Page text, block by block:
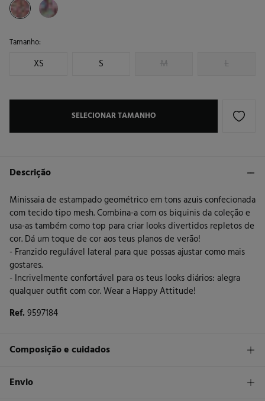
Tamanho:
XS S M L
SELECIONAR TAMANHO
Descrição
Minissaia de estampado geométrico em tons azuis confecionada
com tecido tipo mesh. Combina-a com os biquinis da coleção e
usa-as também como top para criar looks divertidos repletos de
cor. Dá um toque de cor aos teus planos de verão!
- Franzido regulável lateral para que possas ajustar como mais
gostares.
- Incrivelmente confortável para os teus looks diários: alegra
qualquer outfit com cor. Wear a Happy Attitude!
Ref.9597184
Composição e cuidados
Composição
Envio